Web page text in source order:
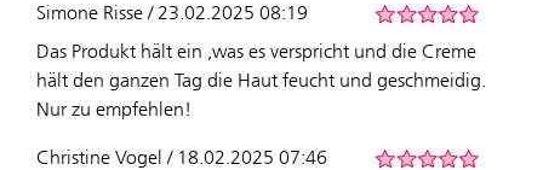
Simone Risse / 23.02.2025 08:19
Das Produkt hält ein ,was es verspricht und die Creme
hält den ganzen Tag die Haut feucht und geschmeidig.
Nur zu empfehlen!
Christine Vogel / 18.02.2025 07:46